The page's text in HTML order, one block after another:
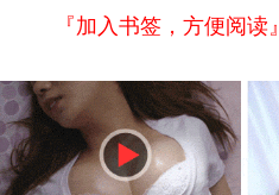
『加入书签，方便阅读』